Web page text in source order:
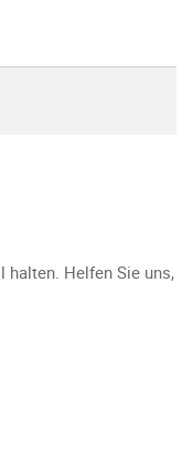
halten. Helfen Sie uns,